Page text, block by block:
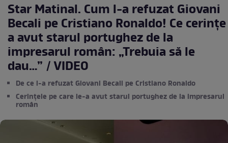
Star Matinal. Cum l-a refuzat Giovani
Becali pe Cristiano Ronaldo! Ce cerințe
a avut starul portughez de la
impresarul român: „Trebuia să le
dau…” / VIDEO
De ce l-a refuzat Giovani Becali pe Cristiano Ronaldo
Cerințele pe care le-a avut starul portughez de la impresarul
român